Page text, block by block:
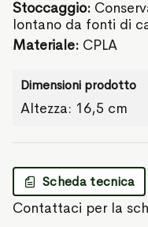
Stoccaggio:
lontano da fonti di
Materiale: CPLA
Dimensioni prodotto
Altezza: 16,5 cm
Scheda tecnica
Contattaci per la